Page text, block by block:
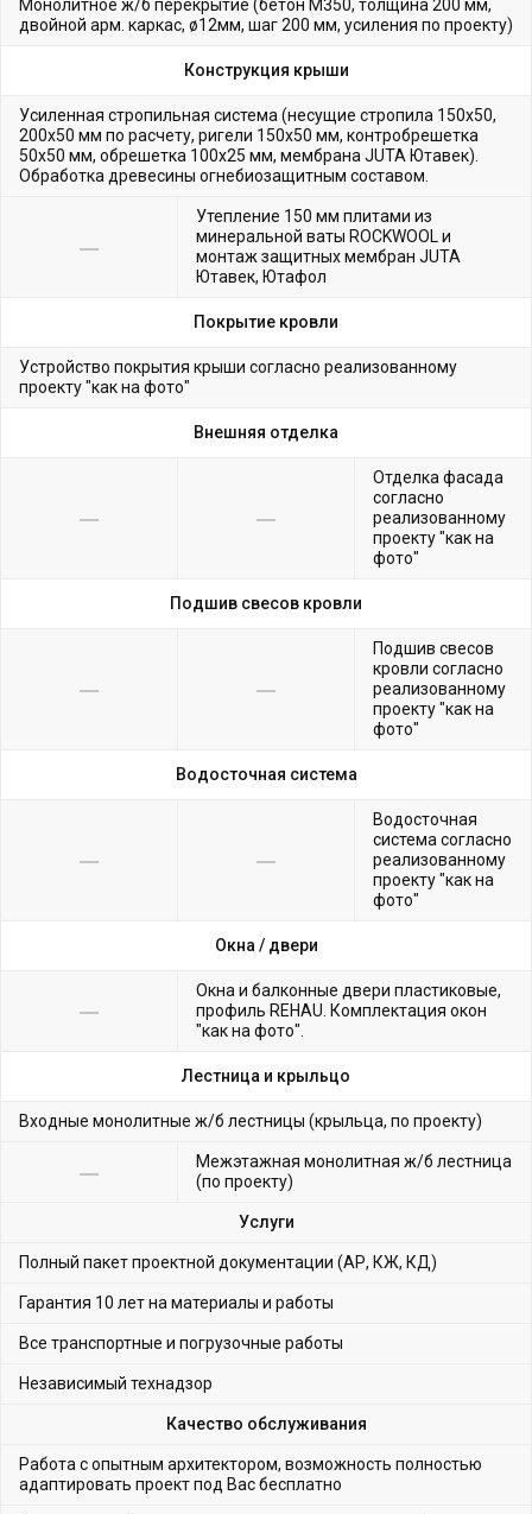
Монолитное ж/б перекрытие (бетон М350, толщина 200 мм,
двойной арм. каркас, ø12мм, шаг 200 мм, усиления по проекту)
Конструкция крыши
Усиленная стропильная система (несущие стропила 150х50,
200х50 мм по расчету, ригели 150х50 мм, контробрешетка
50х50 мм, обрешетка 100х25 мм, мембрана JUTA Ютавек).
Обработка древесины огнебиозащитным составом.
Утепление 150 мм плитами из
минеральной ваты ROCKWOOL и
монтаж защитных мембран JUTA
Ютавек, Ютафол
Покрытие кровли
Устройство покрытия крыши согласно реализованному
проекту "как на фото"
Внешняя отделка
Отделка фасада
согласно
реализованному
проекту "как на
фото"
Подшив свесов кровли
Подшив свесов
кровли согласно
реализованному
проекту "как на
фото"
Водосточная система
Водосточная
система согласно
реализованному
проекту "как на
фото"
Окна / двери
Окна и балконные двери пластиковые,
профиль REHAU. Комплектация окон
"как на фото".
Лестница и крыльцо
Входные монолитные ж/б лестницы (крыльца, по проекту)
Межэтажная монолитная ж/б лестница
(по проекту)
Услуги
Полный пакет проектной документации (АР, КЖ, КД)
Гарантия 10 лет на материалы и работы
Все транспортные и погрузочные работы
Независимый технадзор
Качество обслуживания
Работа с опытным архитектором, возможность полностью
адаптировать проект под Вас бесплатно